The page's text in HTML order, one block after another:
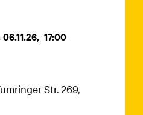
06.11.26, 17:00
Str. 269,